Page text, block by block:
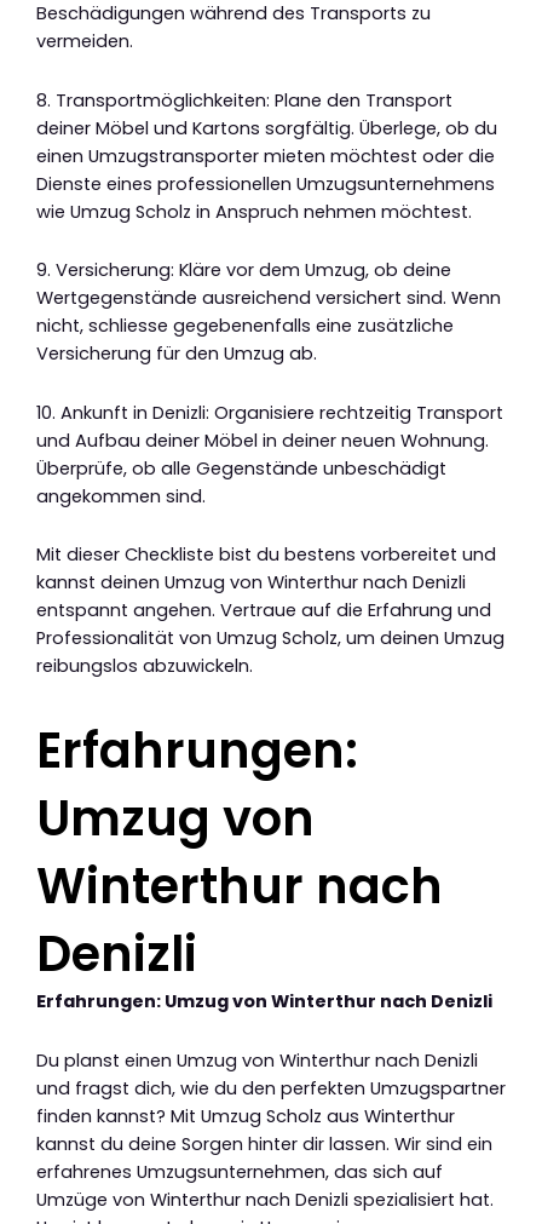
Beschädigungen während des Transports zu
vermeiden.
8. Transportmöglichkeiten: Plane den Transport
deiner Möbel und Kartons sorgfältig. Überlege, ob du
einen Umzugstransporter mieten möchtest oder die
Dienste eines professionellen Umzugsunternehmens
wie Umzug Scholz in Anspruch nehmen möchtest.
9. Versicherung: Kläre vor dem Umzug, ob deine
Wertgegenstände ausreichend versichert sind. Wenn
nicht, schliesse gegebenenfalls eine zusätzliche
Versicherung für den Umzug ab.
10. Ankunft in Denizli: Organisiere rechtzeitig Transport
und Aufbau deiner Möbel in deiner neuen Wohnung.
Überprüfe, ob alle Gegenstände unbeschädigt
angekommen sind.
Mit dieser Checkliste bist du bestens vorbereitet und
kannst deinen Umzug von Winterthur nach Denizli
entspannt angehen. Vertraue auf die Erfahrung und
Professionalität von Umzug Scholz, um deinen Umzug
reibungslos abzuwickeln.
Erfahrungen:
Umzug von
Winterthur nach
Denizli
Erfahrungen: Umzug von Winterthur nach Denizli
Du planst einen Umzug von Winterthur nach Denizli
und fragst dich, wie du den perfekten Umzugspartner
finden kannst? Mit Umzug Scholz aus Winterthur
kannst du deine Sorgen hinter dir lassen. Wir sind ein
erfahrenes Umzugsunternehmen, das sich auf
Umzüge von Winterthur nach Denizli spezialisiert hat.